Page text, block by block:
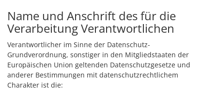
Name und Anschrift des für die
Verarbeitung Verantwortlichen
Verantwortlicher im Sinne der Datenschutz-
Grundverordnung, sonstiger in den Mitgliedstaaten der
Europäischen Union geltenden Datenschutzgesetze und
anderer Bestimmungen mit datenschutzrechtlichem
Charakter ist die: